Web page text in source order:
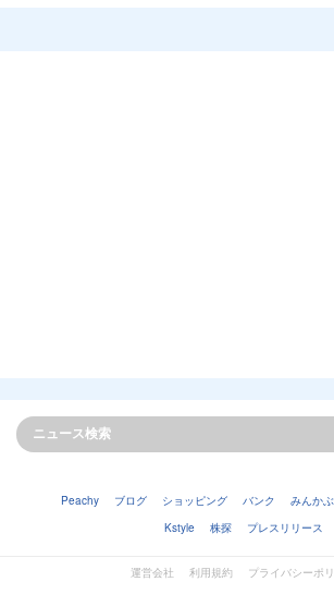
Peachy ブログ ショッピング バンク みんかぶ
Kstyle
株探 プレスリリース
運営会社 利用規約
プライバシーポ